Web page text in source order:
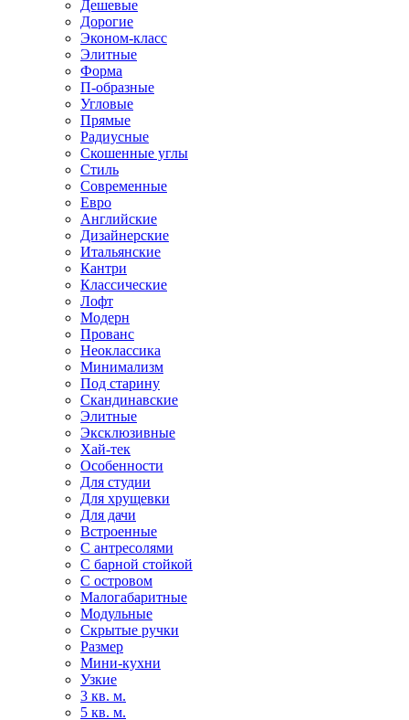
Дешевые
Дорогие
Эконом-класс
Элитные
Форма
П-образные
Угловые
Прямые
Радиусные
Скошенные углы
Стиль
Современные
Евро
Английские
Дизайнерские
Итальянские
Кантри
Классические
Лофт
Модерн
Прованс
Неоклассика
Минимализм
Под старину
Скандинавские
Элитные
Эксклюзивные
Хай-тек
Особенности
Для студии
Для хрущевки
Для дачи
Встроенные
С антресолями
С барной стойкой
С островом
Малогабаритные
Модульные
Скрытые ручки
Размер
Мини-кухни
Узкие
3 кв. м.
5 кв. м.